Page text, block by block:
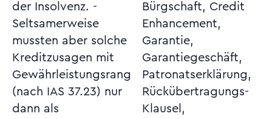
der Insolvenz. -
Seltsamerweise
mussten aber solche
Kreditzusagen mit
Gewährleistungsrang
(nach IAS 37.23) nur
dann als
Bürgschaft, Credit
Enhancement,
Garantie,
Garantiegeschäft,
Patronatserklärung,
Rückübertragungs-
Klausel,